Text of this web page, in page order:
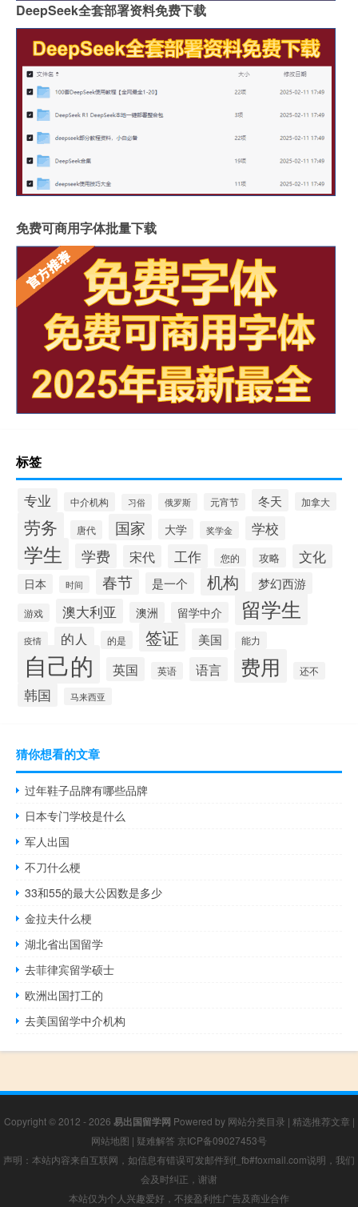
DeepSeek全套部署资料免费下载
免费可商用字体批量下载
标签
专业 中介机构 习俗 俄罗斯 元宵节 冬天 加拿大
劳务 唐代 国家 大学 奖学金 学校
学生 学费 宋代 工作 您的 攻略 文化
日本 时间 春节 是一个 机构 梦幻西游
游戏 澳大利亚 澳洲 留学中介 留学生
疫情 的人 的是 签证 美国 能力
自己的 英国 英语 语言 费用 还不
韩国 马来西亚
猜你想看的文章
过年鞋子品牌有哪些品牌
日本专门学校是什么
军人出国
不刀什么梗
33和55的最大公因数是多少
金拉夫什么梗
湖北省出国留学
去菲律宾留学硕士
欧洲出国打工的
去美国留学中介机构
Copyright © 2012 - 2026 易出国留学网 Powered by 网站分类目录 | 精选推荐文章 |
网站地图 | 疑难解答 京ICP备09027453号
声明：本站内容来自互联网，如信息有错误可发邮件到f_fb#foxmail.com说明，我们
会及时纠正，谢谢
本站仅为个人兴趣爱好，不接盈利性广告及商业合作